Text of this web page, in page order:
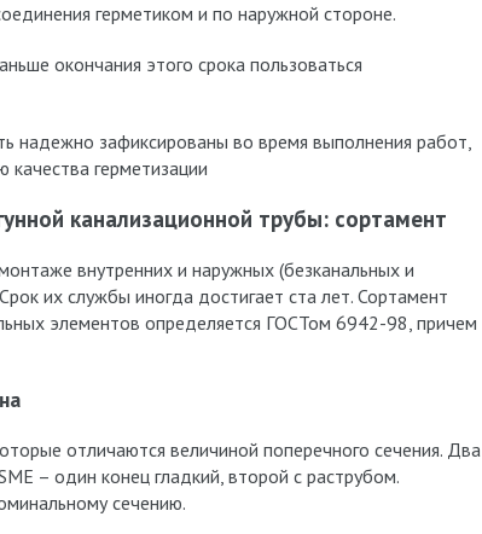
герметиком и по наружной стороне.
окончания этого срока пользоваться
надежно зафиксированы во время выполнения работ,
герметизации
канализационной трубы: сортамент
внутренних и наружных (безканальных и
их службы иногда достигает ста лет. Сортамент
элементов определяется ГОСТом 6942-98, причем
отличаются величиной поперечного сечения. Два
– один конец гладкий, второй с раструбом.
сечению.